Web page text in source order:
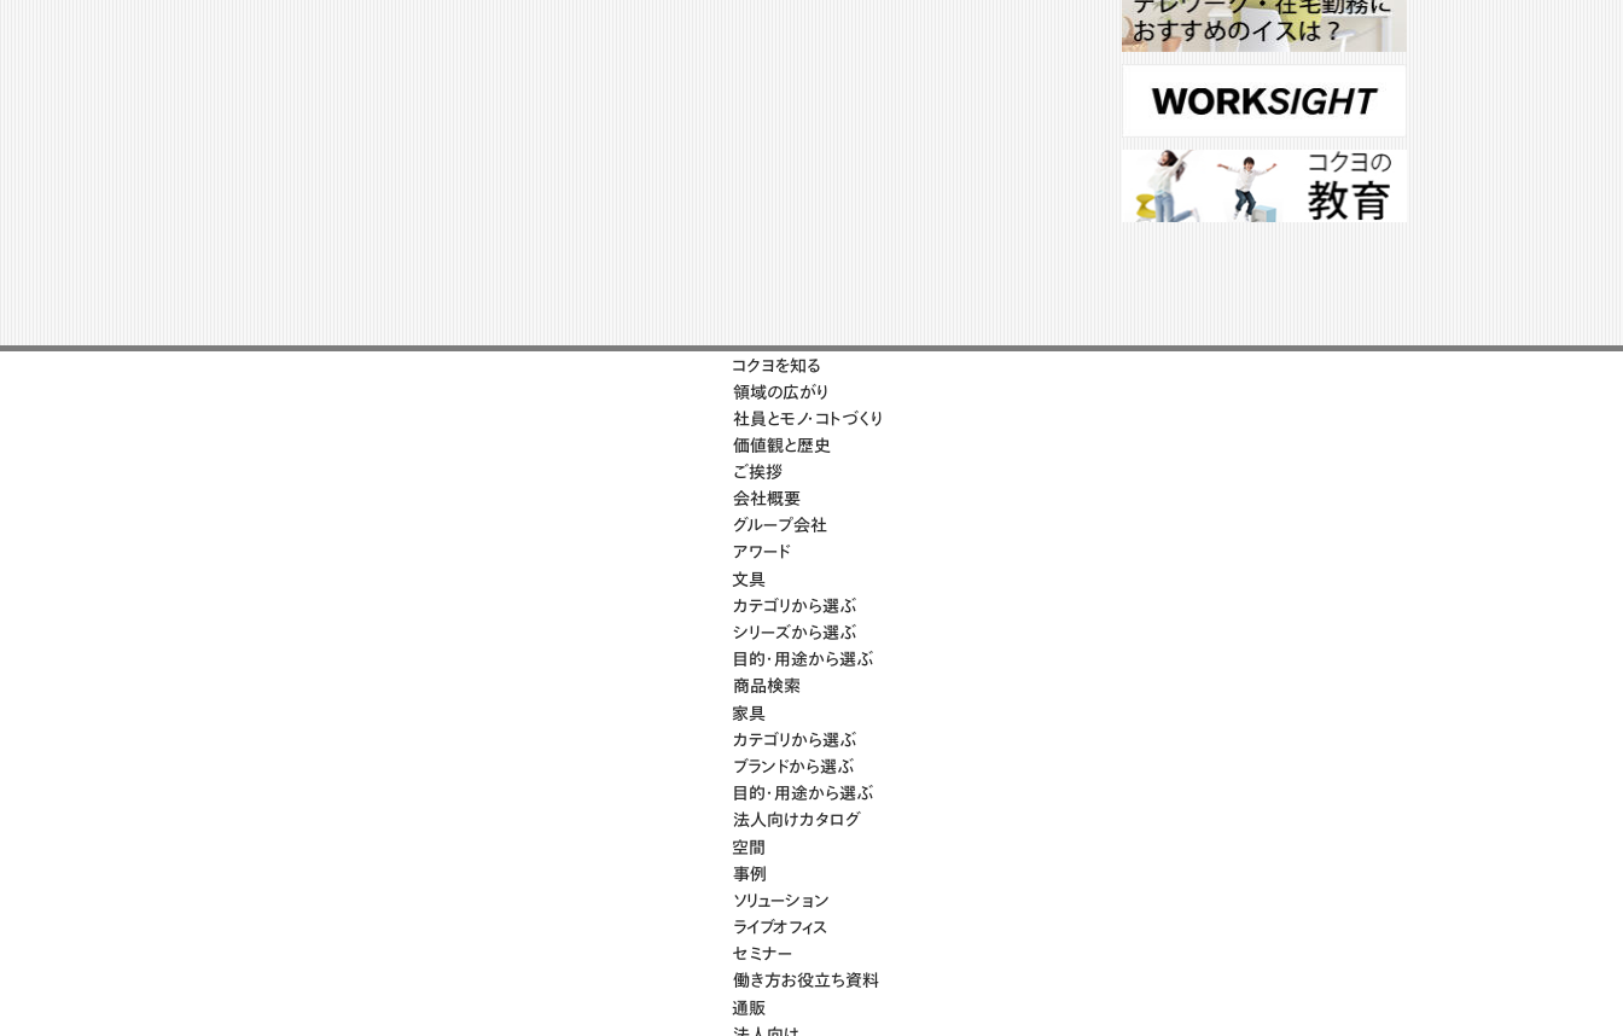
コクヨを知る
領域の広がり
社員とモノ・コトづくり
価値観と歴史
ご挨拶
会社概要
グループ会社
アワード
文具
カテゴリから選ぶ
シリーズから選ぶ
目的・用途から選ぶ
商品検索
家具
カテゴリから選ぶ
ブランドから選ぶ
目的・用途から選ぶ
法人向けカタログ
空間
事例
ソリューション
ライブオフィス
セミナー
働き方お役立ち資料
通販